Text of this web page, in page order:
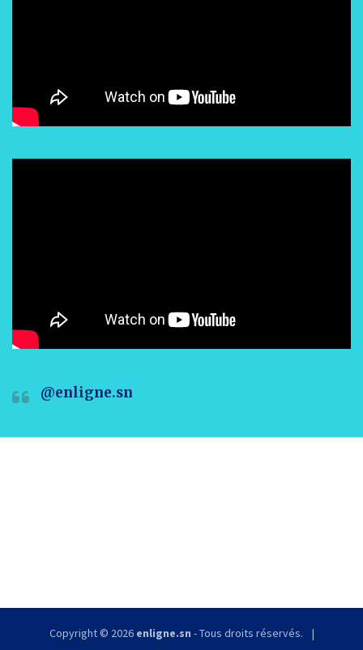
@enligne.sn
Copyright © 2026 enligne.sn - Tous droits réservés.